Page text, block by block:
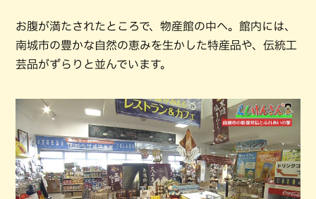
お腹が満たされたところで、物産館の中へ。館内には、
南城市の豊かな自然の恵みを生かした特産品や、伝統工
芸品がずらりと並んでいます。